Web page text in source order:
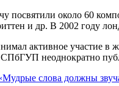
посвятили около 60
и др. В 2002 году
активное участие
неоднократно
слова должны